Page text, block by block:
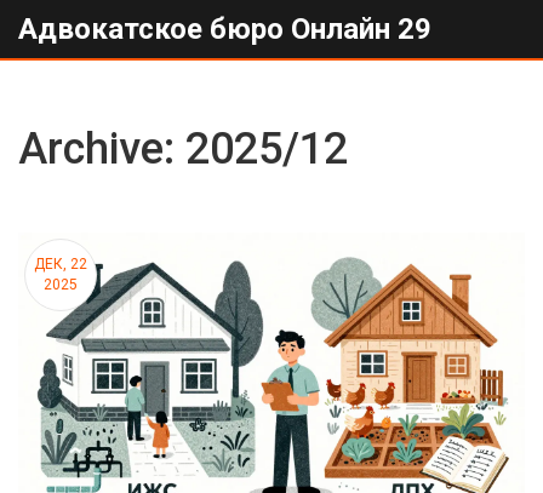
Адвокатское бюро Онлайн 29
Archive: 2025/12
ДЕК, 22
2025